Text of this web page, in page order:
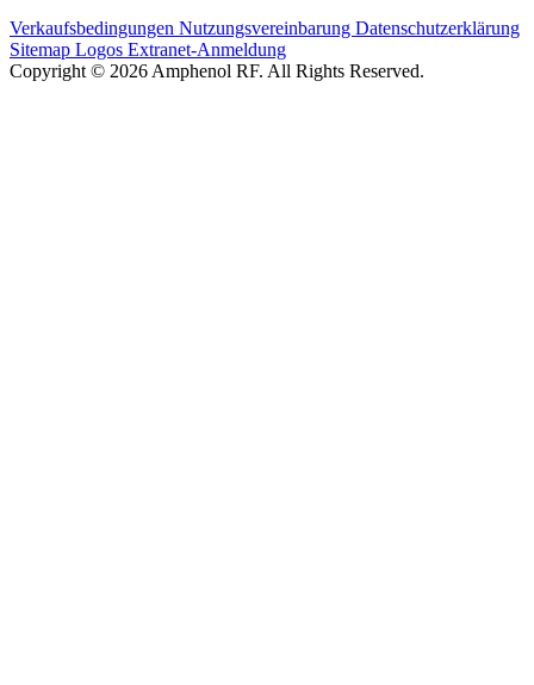
Verkaufsbedingungen Nutzungsvereinbarung Datenschutzerklärung
Sitemap Logos Extranet-Anmeldung
Copyright © 2026 Amphenol RF. All Rights Reserved.